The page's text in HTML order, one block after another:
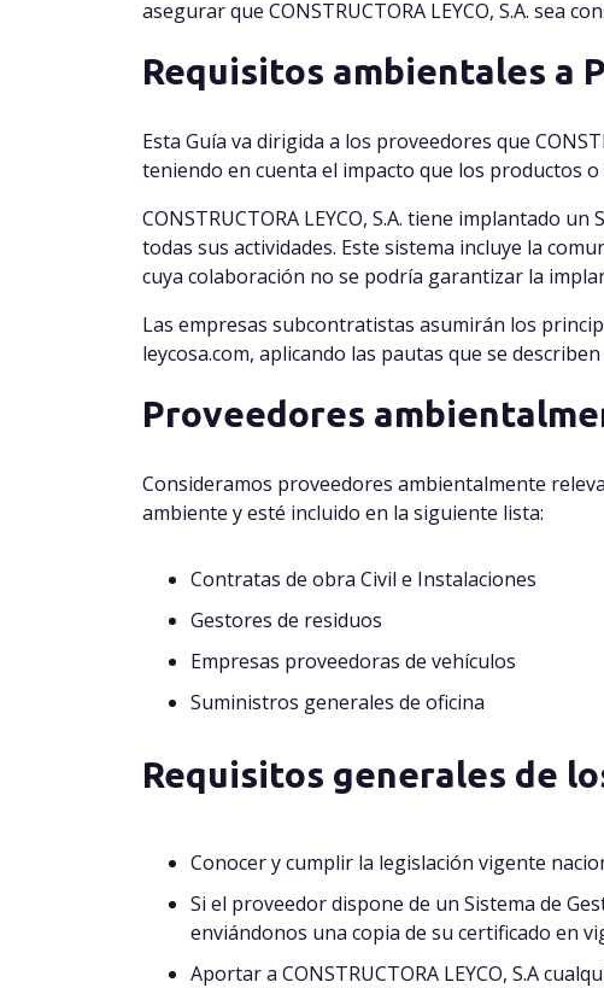
asegurar que CONSTRUCTORA LEYCO, S.A. sea
Requisitos ambientales a
Esta Guía va dirigida a los proveedores que
teniendo en cuenta el impacto que los productos
CONSTRUCTORA LEYCO, S.A. tiene implantado
todas sus actividades. Este sistema incluye la
cuya colaboración no se podría garantizar la
Las empresas subcontratistas asumirán los
leycosa.com, aplicando las pautas que se
Proveedores
Consideramos proveedores ambientalmente
ambiente y esté incluido en la siguiente lista:
Contratas de obra Civil e Instalaciones
Gestores de residuos
Empresas proveedoras de vehículos
Suministros generales de oficina
Requisitos generales de
Conocer y cumplir la legislación vigente
Si el proveedor dispone de un Sistema de
enviándonos una copia de su certificado en
Aportar a CONSTRUCTORA LEYCO, S.A